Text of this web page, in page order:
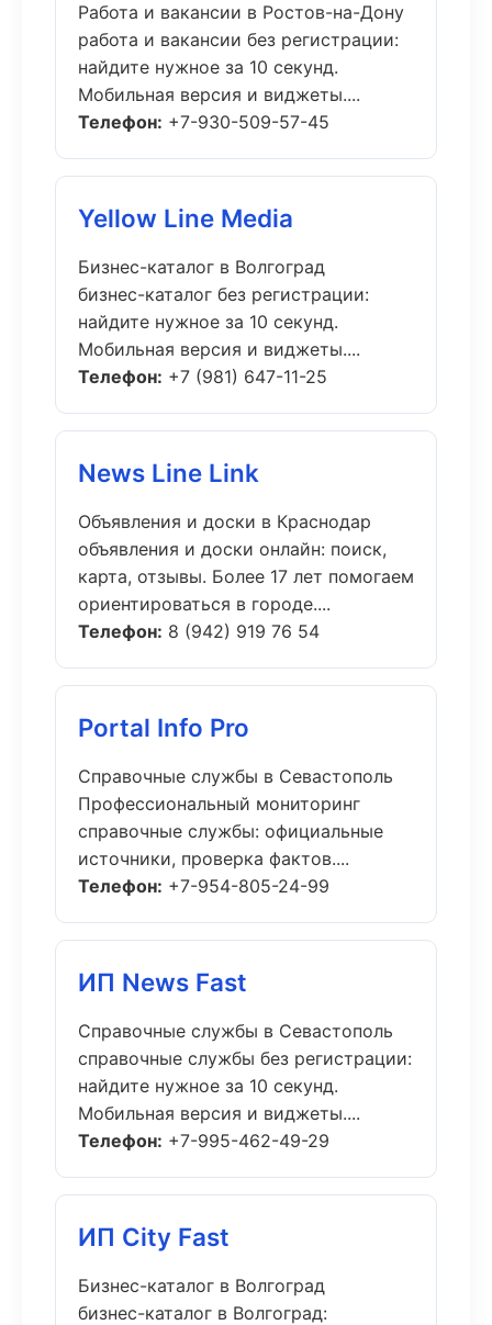
Работа и вакансии в Ростов-на-Дону
работа и вакансии без регистрации:
найдите нужное за 10 секунд.
Мобильная версия и виджеты....
Телефон: +7-930-509-57-45
Yellow Line Media
Бизнес-каталог в Волгоград
бизнес-каталог без регистрации:
найдите нужное за 10 секунд.
Мобильная версия и виджеты....
Телефон: +7 (981) 647-11-25
News Line Link
Объявления и доски в Краснодар
объявления и доски онлайн: поиск,
карта, отзывы. Более 17 лет помогаем
ориентироваться в городе....
Телефон: 8 (942) 919 76 54
Portal Info Pro
Справочные службы в Севастополь
Профессиональный мониторинг
справочные службы: официальные
источники, проверка фактов....
Телефон: +7-954-805-24-99
ИП News Fast
Справочные службы в Севастополь
справочные службы без регистрации:
найдите нужное за 10 секунд.
Мобильная версия и виджеты....
Телефон: +7-995-462-49-29
ИП City Fast
Бизнес-каталог в Волгоград
бизнес-каталог в Волгоград: